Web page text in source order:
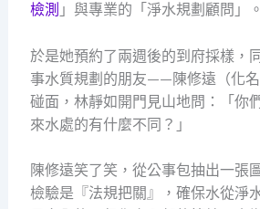
檢測 」與專業的「淨水規劃顧問」。
於是她預約了兩週後的到府採樣，
事水質規劃的朋友——陳修遠（化
碰面，林靜如開門見山地問：「你
來水處的有什麼不同？」
陳修遠笑了笑，從公事包抽出一張
檢驗是『法規把關』，確保水從淨